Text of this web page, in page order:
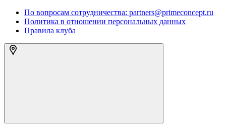
По вопросам сотрудничества: partners@primeconcept.ru
Политика в отношении персональных данных
Правила клуба